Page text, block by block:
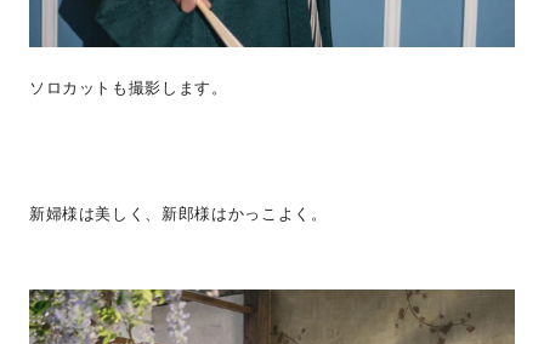
ソロカットも撮影します。
新婦様は美しく、新郎様はかっこよく。